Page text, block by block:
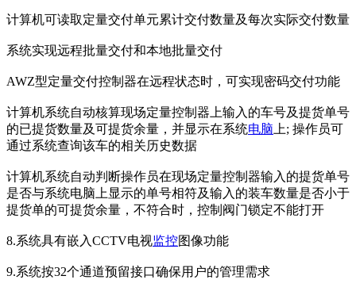
计算机可读取定量交付单元累计交付数量及每次实际交付数量
系统实现远程批量交付和本地批量交付
AWZ型定量交付控制器在远程状态时，可实现密码交付功能
计算机系统自动核算现场定量控制器上输入的车号及提货单号
的已提货数量及可提货余量，并显示在系统电脑 上; 操作员可
通过系统查询该车的相关历史数据
计算机系统自动判断操作员在现场定量控制器输入的提货单号
是否与系统电脑上显示的单号相符及输入的装车数量是否小于
提货单的可提货余量，不符合时，控制阀门锁定不能打开
8.系统具有嵌入CCTV电视监控图像功能
9.系统按32个通道预留接口确保用户的管理需求